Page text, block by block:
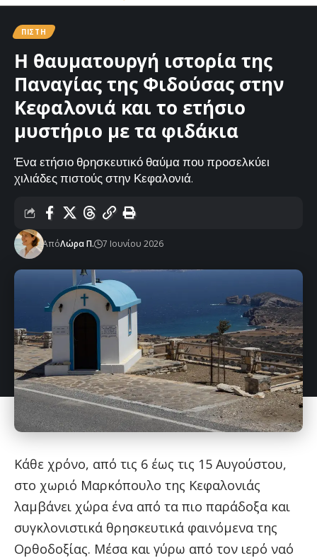
ΠΊΣΤΗ
Η θαυματουργή ιστορία της
Παναγίας της Φιδούσας στην
Κεφαλονιά και το ετήσιο
μυστήριο με τα φιδάκια
Ένα ετήσιο θρησκευτικό θαύμα που προσελκύει
χιλιάδες πιστούς στην Κεφαλονιά.
ΑπόΛώρα Π. 7 Ιουνίου 2026
Κάθε χρόνο, από τις 6 έως τις 15 Αυγούστου,
στο χωριό Μαρκόπουλο της Κεφαλονιάς
λαμβάνει χώρα ένα από τα πιο παράδοξα και
συγκλονιστικά θρησκευτικά φαινόμενα της
Ορθοδοξίας. Μέσα και γύρω από τον ιερό ναό